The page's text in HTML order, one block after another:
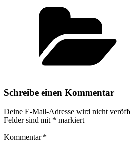
Schreibe einen Kommentar
Deine E-Mail-Adresse wird nicht
Felder sind mit * markiert
Kommentar *